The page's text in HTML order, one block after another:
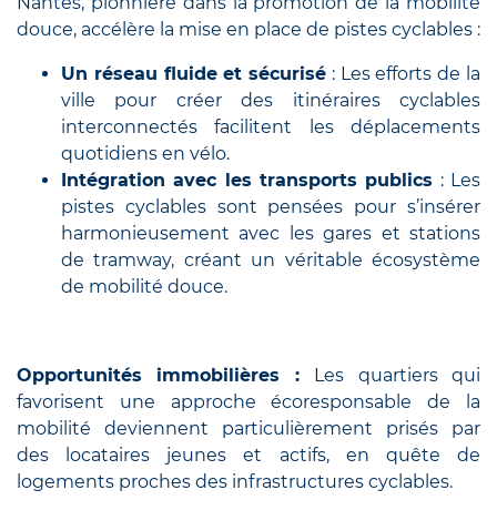
douce, accélère la mise en place de pistes cyclables :
Un réseau fluide et sécurisé : Les efforts de la
ville pour créer des itinéraires cyclables
interconnectés facilitent les déplacements
quotidiens en vélo.
Intégration avec les transports publics : Les
pistes cyclables sont pensées pour s’insérer
harmonieusement avec les gares et stations
de tramway, créant un véritable écosystème
de mobilité douce.
Opportunités immobilières : Les quartiers qui
favorisent une approche écoresponsable de la
mobilité deviennent particulièrement prisés par
des locataires jeunes et actifs, en quête de
logements proches des infrastructures cyclables.